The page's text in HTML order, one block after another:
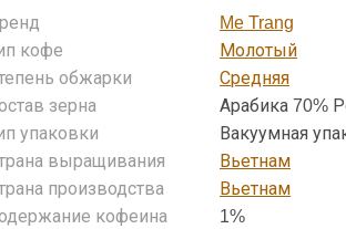
объем выпуска готовой
ежедневно
Изготавливается кофе Ме
где находятся
и обжарке зерен. Процесс
опытные специалисты.
брендов предприятие по
разнообразию продукции,
Me Trang
кофе
Молотый
обжарки
Средняя
зерна
Арабика 70%
упаковки
Вакуумная
выращивания
Вьетнам
производства
Вьетнам
кофеина
1%